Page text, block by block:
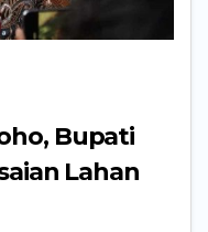
Bupati
Lahan
Kediri